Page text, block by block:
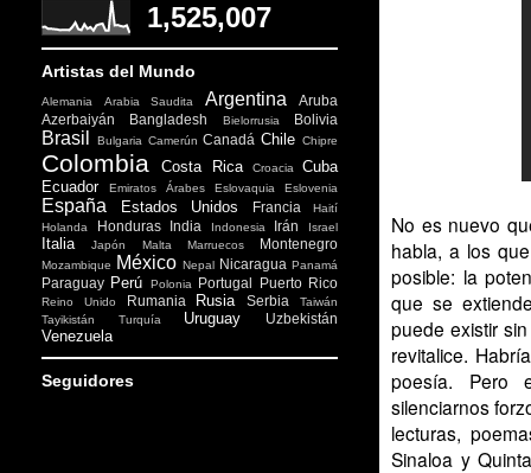
No es nuevo
habla, a los
posible: la
que se
puede existir
revitalice.
poesía. Pero
silenciarnos
lecturas,
Sinaloa y
1,525,007
Artistas del Mundo
Alemania Arabia Saudita Argentina
Aruba
Azerbaiyán
Bangladesh Bielorrusia Bolivia
Brasil Bulgaria Camerún Canadá Chile Chipre
Colombia Costa Rica Croacia
Cuba
Ecuador
Emiratos Árabes Eslovaquia Eslovenia
España Estados Unidos Francia
Haití
Holanda
Honduras India Indonesia Irán Israel
Italia Japón Malta Marruecos Montenegro
Mozambique México Nepal Nicaragua Panamá
Paraguay Perú Polonia Portugal Puerto Rico
Reino Unido Rumania Rusia Serbia
Taiwán
Tayikistán
Turquía Uruguay Uzbekistán
Venezuela
Seguidores